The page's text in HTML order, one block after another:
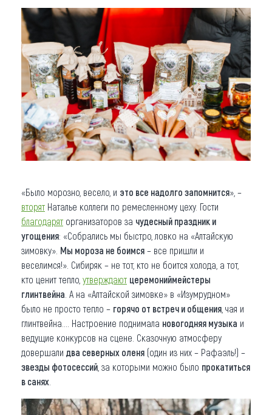
«Было морозно, весело, и это все надолго запомнится», –
вторят Наталье коллеги по ремесленному цеху. Гости
благодарят организаторов за чудесный праздник и
угощения: «Собрались мы быстро, ловко на «Алтайскую
зимовку». Мы мороза не боимся – все пришли и
веселимся!». Сибиряк – не тот, кто не боится холода, а тот,
кто ценит тепло, утверждают церемониймейстеры
глинтвейна . А на «Алтайской зимовке» в «Изумрудном»
было не просто тепло – горячо от встреч и общения , чая и
глинтвейна.... Настроение поднимала новогодняя музыка и
ведущие конкурсов на сцене. Сказочную атмосферу
довершали два северных оленя (один из них – Рафаэль!) –
звезды фотосессий , за которыми можно было прокатиться
в санях